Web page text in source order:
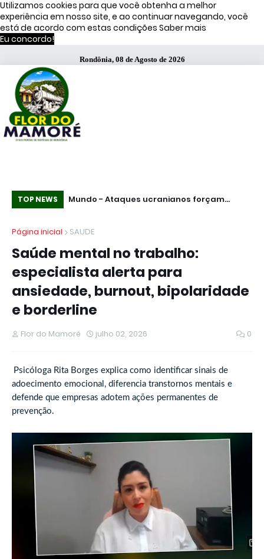
Utilizamos cookies para que você obtenha a melhor
experiência em nosso site, e ao continuar navegando, você
está de acordo com estas condições Saber mais
Eu concordo!
Rondônia, 08 de Agosto de 2026
TOP NEWS
de Moraes
Mundo - Ataques ucranianos forçam
do Cazaquistão à Rússia
Página inicial SAUDE
Saúde mental no trabalho:
especialista alerta para
ansiedade, burnout, bipolaridade
e borderline
Flor do Mamoré julho 02, 2026 0
Psicóloga Rita Borges explica como identificar sinais de
adoecimento emocional, diferencia transtornos mentais e
defende que empresas adotem ações permanentes de
prevenção.